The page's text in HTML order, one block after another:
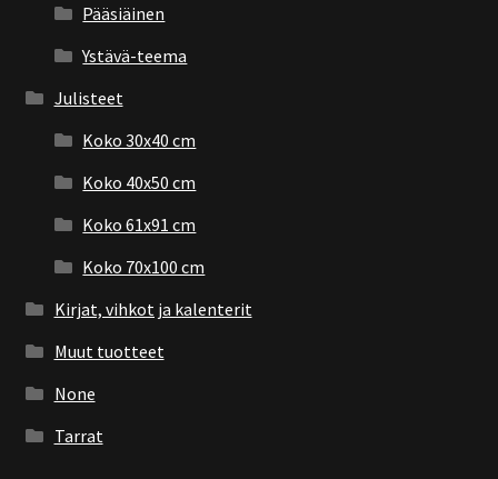
Pääsiäinen
Ystävä-teema
Julisteet
Koko 30x40 cm
Koko 40x50 cm
Koko 61x91 cm
Koko 70x100 cm
Kirjat, vihkot ja kalenterit
Muut tuotteet
None
Tarrat